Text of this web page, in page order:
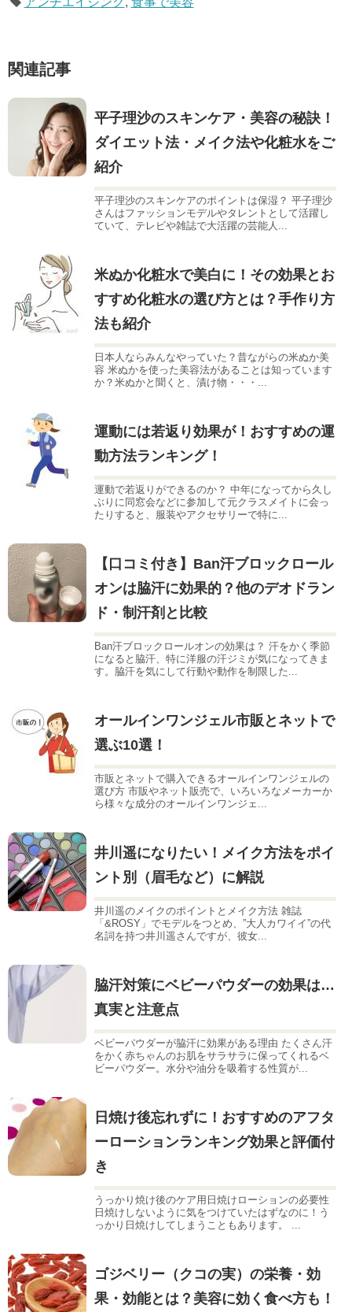
関連記事
平子理沙のスキンケア・美容の秘訣！
ダイエット法・メイク法や化粧水をご
紹介
平子理沙のスキンケアのポイントは保湿？ 平子理沙
さんはファッションモデルやタレントとして活躍し
ていて、テレビや雑誌で大活躍の芸能人...
米ぬか化粧水で美白に！その効果とお
すすめ化粧水の選び方とは？手作り方
法も紹介
日本人ならみんなやっていた？昔ながらの米ぬか美
容 米ぬかを使った美容法があることは知っています
か？米ぬかと聞くと、漬け物・・・...
運動には若返り効果が！おすすめの運
動方法ランキング！
運動で若返りができるのか？ 中年になってから久し
ぶりに同窓会などに参加して元クラスメイトに会っ
たりすると、服装やアクセサリーで特に...
【口コミ付き】Ban汗ブロックロール
オンは脇汗に効果的？他のデオドラン
ド・制汗剤と比較
Ban汗ブロックロールオンの効果は？ 汗をかく季節
になると脇汗、特に洋服の汗ジミが気になってきま
す。脇汗を気にして行動や動作を制限した...
オールインワンジェル市販とネットで
選ぶ10選！
市販とネットで購入できるオールインワンジェルの
選び方 市販やネット販売で、いろいろなメーカーか
ら様々な成分のオールインワンジェ...
井川遥になりたい！メイク方法をポイ
ント別（眉毛など）に解説
井川遥のメイクのポイントとメイク方法 雑誌
「&ROSY」でモデルをつとめ、”大人カワイイ”の代
名詞を持つ井川遥さんですが、彼女...
脇汗対策にベビーパウダーの効果は…
真実と注意点
ベビーパウダーが脇汗に効果がある理由 たくさん汗
をかく赤ちゃんのお肌をサラサラに保ってくれるベ
ビーパウダー。水分や油分を吸着する性質が...
日焼け後忘れずに！おすすめのアフタ
ーローションランキング効果と評価付
き
うっかり焼け後のケア用日焼けローションの必要性
日焼けしないように気をつけていたはずなのに！う
っかり日焼けしてしまうこともあります。 ...
ゴジベリー（クコの実）の栄養・効
果・効能とは？美容に効く食べ方も！